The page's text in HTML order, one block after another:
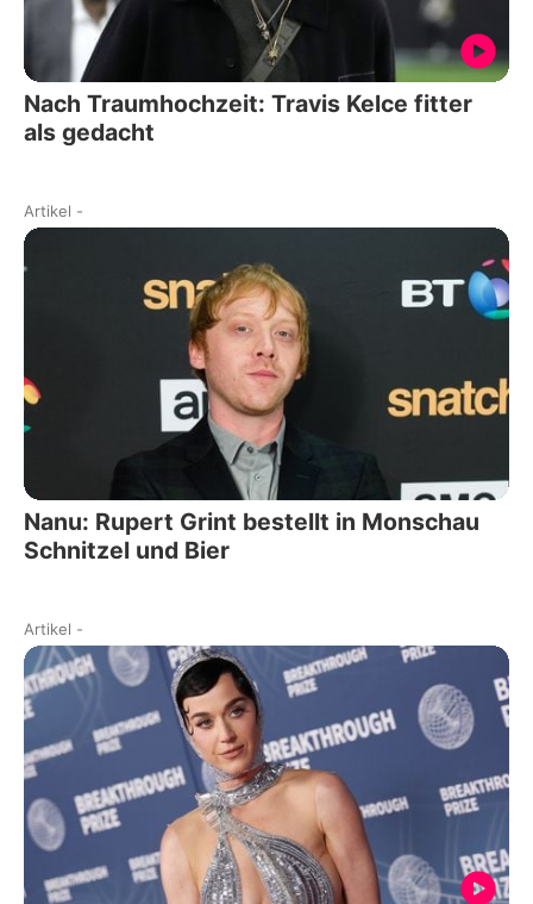
Nach Traumhochzeit: Travis Kelce fitter
als gedacht
Artikel -
Nanu: Rupert Grint bestellt in Monschau
Schnitzel und Bier
Artikel -